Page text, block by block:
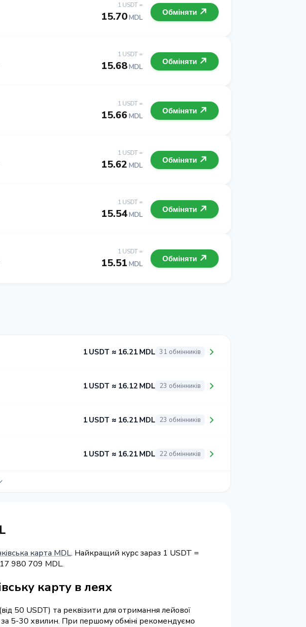
1 USDT =
15.70MDL
Обміняти
1 USDT =
15.68MDL
Обміняти
1 USDT =
15.66 MDL
Обміняти
1 USDT =
15.62 MDL
Обміняти
1 USDT =
15.54MDL
Обміняти
1 USDT =
15.51 MDL
Обміняти
1 USDT ≈ 16.21 MDL 31 обмінників
1 USDT ≈ 16.12 MDL 23 обмінників
1 USDT ≈ 16.21 MDL 23 обмінників
1 USDT ≈ 16.21 MDL 22 обмінників
карта MDL. Найкращий курс зараз 1 USDT =
980 709 MDL.
карту в леях
50 USDT) та реквізити для отримання лейової
за 5-30 хвилин. При першому обміні рекомендуємо